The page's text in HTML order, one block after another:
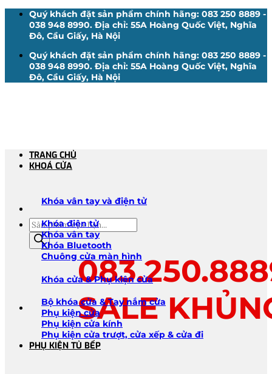
Quý khách đặt sản phẩm chính hãng: 083 250 8889 -
038 948 8990. Địa chỉ: 55A Hoàng Quốc Việt, Nghĩa
Đô, Cầu Giấy, Hà Nội
Quý khách đặt sản phẩm chính hãng: 083 250 8889 -
038 948 8990. Địa chỉ: 55A Hoàng Quốc Việt, Nghĩa
Đô, Cầu Giấy, Hà Nội
Tìm
kiếm
sản
phẩm
SALE
TRANG CHỦ
KHOÁ CỬA
Khóa vân tay và điện tử
Khóa điện tử
Khóa vân tay
Khóa Bluetooth
Chuông cửa màn hình
Khóa cửa & Phụ kiện cửa
Bộ khóa cửa & Tay nắm cửa
Phụ kiện cửa
Phụ kiện cửa kính
Phụ kiện cửa trượt, cửa xếp & cửa đi
PHỤ KIỆN TỦ BẾP